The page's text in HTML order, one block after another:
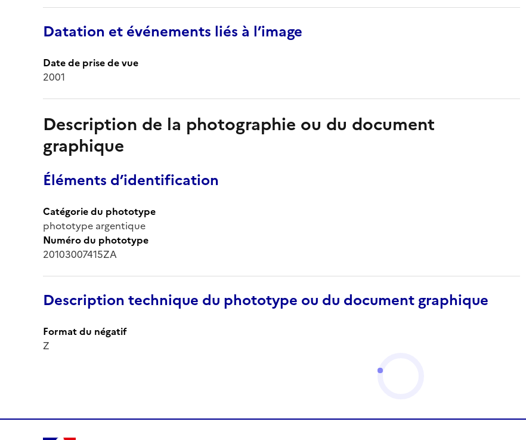
Datation et événements liés à l’image
Date de prise de vue
2001
Description de la photographie ou du document
graphique
Éléments d’identification
Catégorie du phototype
phototype argentique
Numéro du phototype
20103007415ZA
Description technique du phototype ou du document graphique
Format du négatif
Z